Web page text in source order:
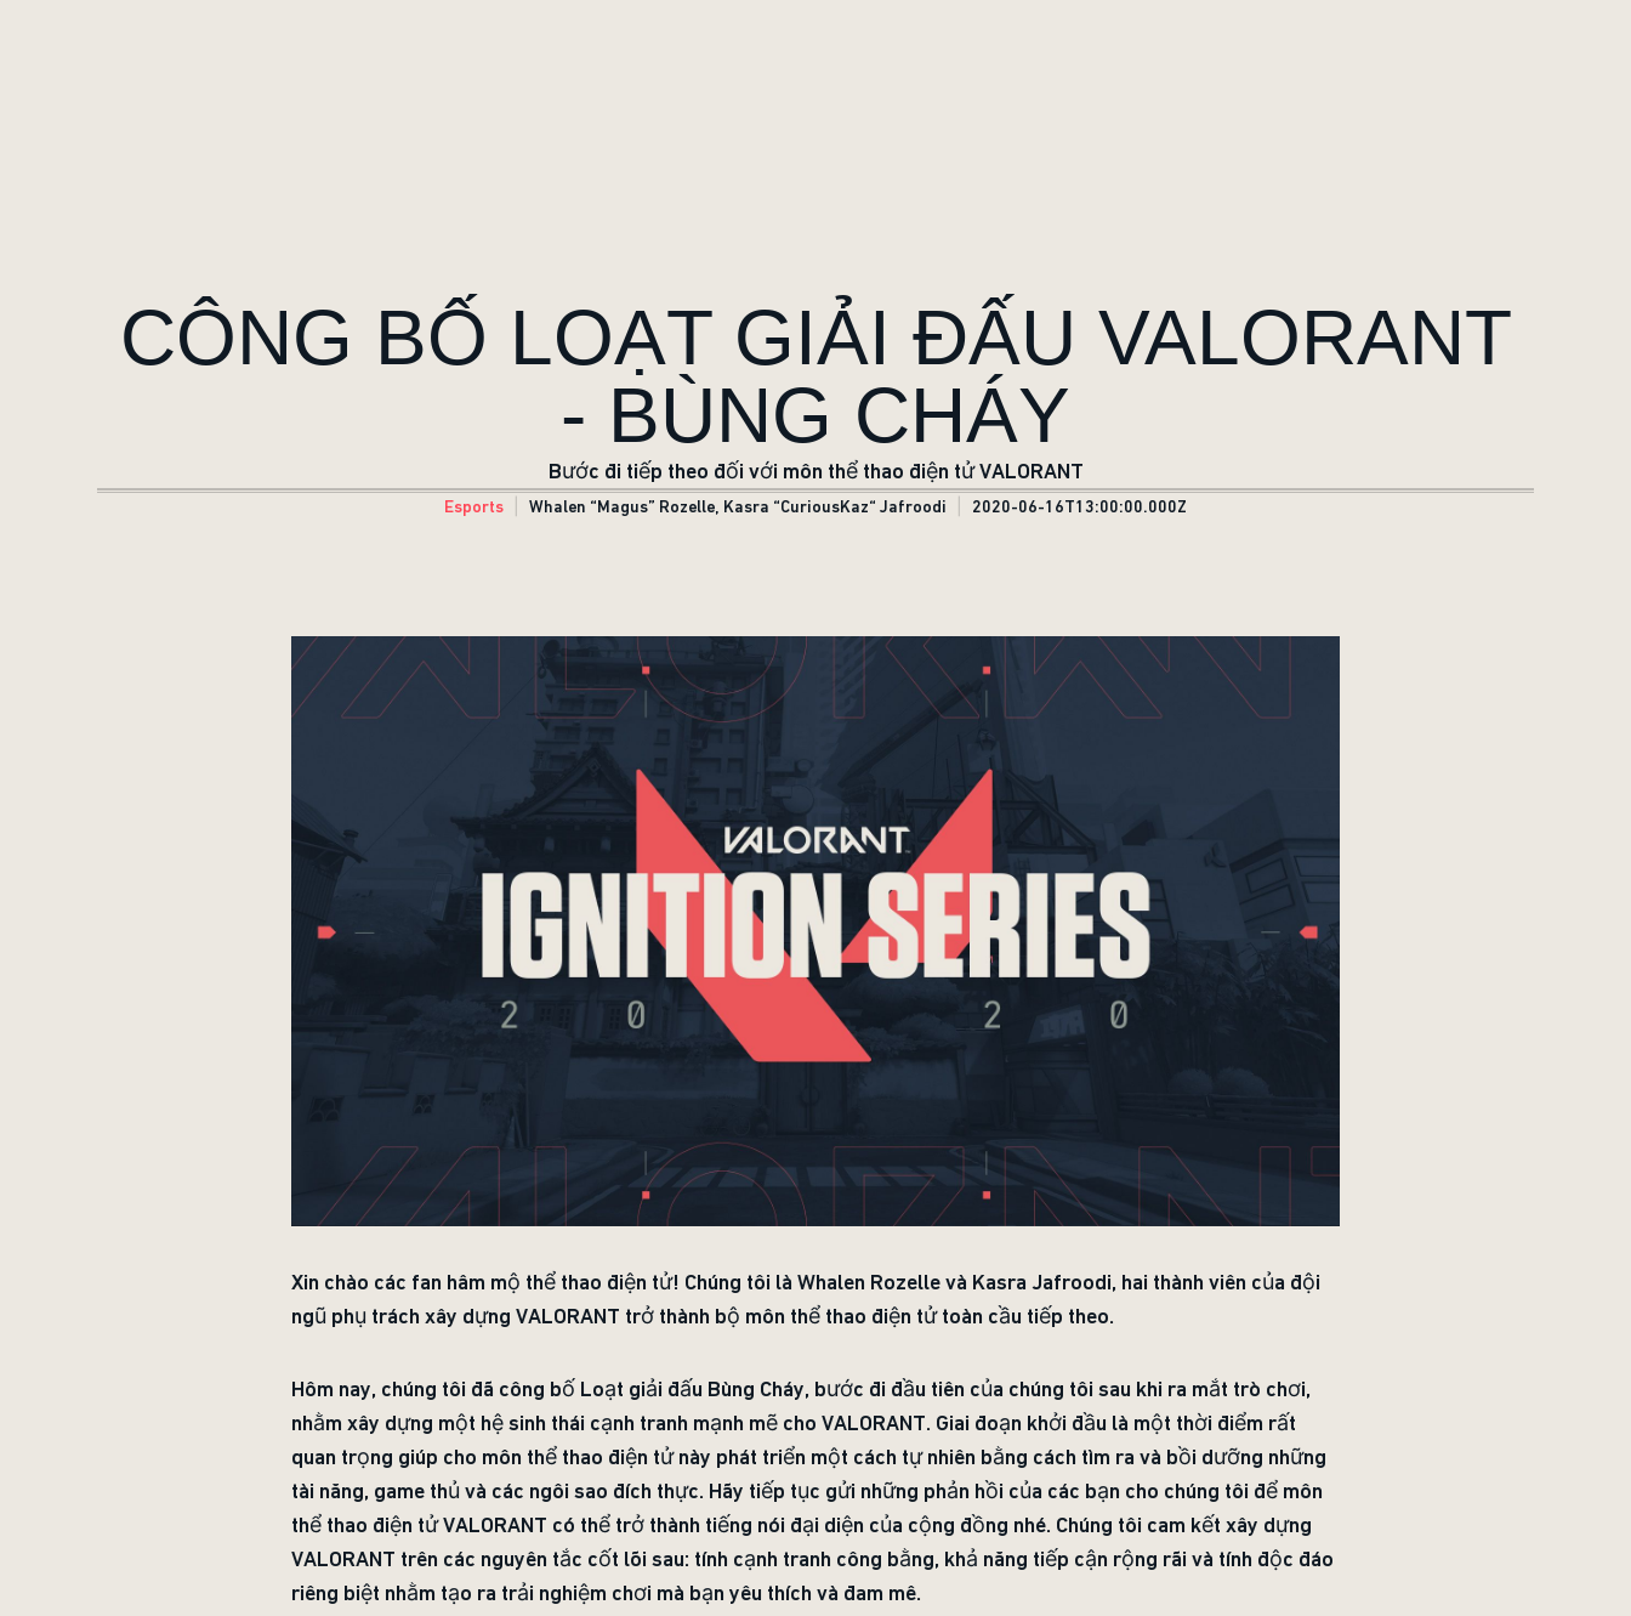
CÔNG BỐ LOẠT GIẢI ĐẤU VALORANT
- BÙNG CHÁY
Bước đi tiếp theo đối với môn thể thao điện tử VALORANT
Esports Whalen “Magus” Rozelle, Kasra “CuriousKaz“ Jafroodi 2020-06-16T13:00:00.000Z
Xin chào các fan hâm mộ thể thao điện tử! Chúng tôi là Whalen Rozelle và Kasra Jafroodi, hai thành viên của đội
ngũ phụ trách xây dựng VALORANT trở thành bộ môn thể thao điện tử toàn cầu tiếp theo.
Hôm nay, chúng tôi đã công bố Loạt giải đấu Bùng Cháy, bước đi đầu tiên của chúng tôi sau khi ra mắt trò chơi,
nhằm xây dựng một hệ sinh thái cạnh tranh mạnh mẽ cho VALORANT. Giai đoạn khởi đầu là một thời điểm rất
quan trọng giúp cho môn thể thao điện tử này phát triển một cách tự nhiên bằng cách tìm ra và bồi dưỡng những
tài năng, game thủ và các ngôi sao đích thực. Hãy tiếp tục gửi những phản hồi của các bạn cho chúng tôi để môn
thể thao điện tử VALORANT có thể trở thành tiếng nói đại diện của cộng đồng nhé. Chúng tôi cam kết xây dựng
VALORANT trên các nguyên tắc cốt lõi sau: tính cạnh tranh công bằng, khả năng tiếp cận rộng rãi và tính độc đáo
riêng biệt nhằm tạo ra trải nghiệm chơi mà bạn yêu thích và đam mê.